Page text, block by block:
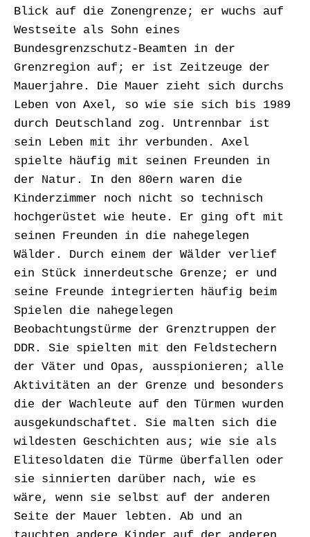
Blick auf die Zonengrenze; er wuchs auf
Westseite als Sohn eines
Bundesgrenzschutz-Beamten in der
Grenzregion auf; er ist Zeitzeuge der
Mauerjahre. Die Mauer zieht sich durchs
Leben von Axel, so wie sie sich bis 1989
durch Deutschland zog. Untrennbar ist
sein Leben mit ihr verbunden. Axel
spielte häufig mit seinen Freunden in
der Natur. In den 80ern waren die
Kinderzimmer noch nicht so technisch
hochgerüstet wie heute. Er ging oft mit
seinen Freunden in die nahegelegen
Wälder. Durch einem der Wälder verlief
ein Stück innerdeutsche Grenze; er und
seine Freunde integrierten häufig beim
Spielen die nahegelegen
Beobachtungstürme der Grenztruppen der
DDR. Sie spielten mit den Feldstechern
der Väter und Opas, ausspionieren; alle
Aktivitäten an der Grenze und besonders
die der Wachleute auf den Türmen wurden
ausgekundschaftet. Sie malten sich die
wildesten Geschichten aus; wie sie als
Elitesoldaten die Türme überfallen oder
sie sinnierten darüber nach, wie es
wäre, wenn sie selbst auf der anderen
Seite der Mauer lebten. Ab und an